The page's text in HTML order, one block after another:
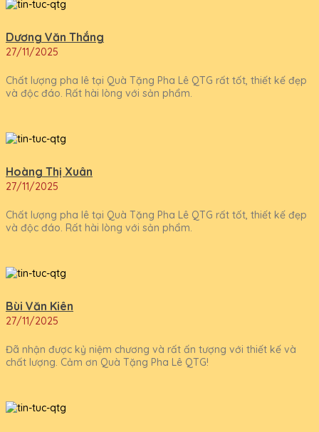
Dương Văn Thắng
27/11/2025
Chất lượng pha lê tại Quà Tặng Pha Lê QTG rất tốt, thiết kế đẹp
và độc đáo. Rất hài lòng với sản phẩm.
Hoàng Thị Xuân
27/11/2025
Chất lượng pha lê tại Quà Tặng Pha Lê QTG rất tốt, thiết kế đẹp
và độc đáo. Rất hài lòng với sản phẩm.
Bùi Văn Kiên
27/11/2025
Đã nhận được kỷ niệm chương và rất ấn tượng với thiết kế và
chất lượng. Cảm ơn Quà Tặng Pha Lê QTG!